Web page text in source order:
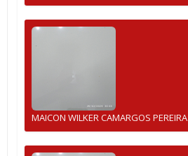
MAICON WILKER CAMARGOS PEREIRA